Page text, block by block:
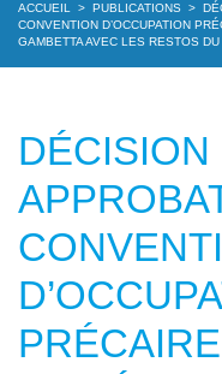
ACCUEIL > PUBLICATIONS >
CONVENTION D’OCCUPATION
GAMBETTA AVEC LES RESTOS
DÉCISION